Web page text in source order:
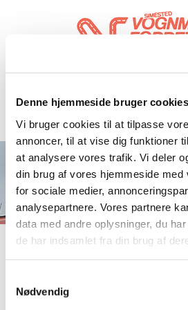
Denne hjemmeside bruger cookies
Vi bruger cookies til at tilpasse
annoncer, til at vise dig funktioner
at analysere vores trafik. Vi deler
din brug af vores hjemmeside med
for sociale medier,
analysepartnere. Vores partnere
data med andre oplysninger, du
de har indsamlet fra din brug af
Nødvendig
Tak for din
Med venlig hilsen Simested